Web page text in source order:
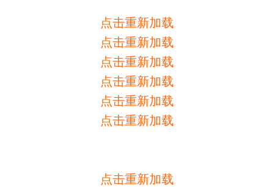
点击重新加载
点击重新加载
点击重新加载
点击重新加载
点击重新加载
点击重新加载
点击重新加载